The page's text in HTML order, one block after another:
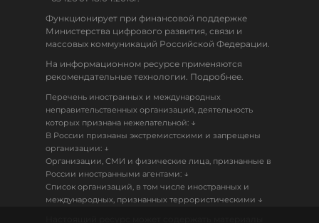
Функционирует при финансовой поддержке
Министерства цифрового развития, связи и
массовых коммуникаций Российской Федерации.
На информационном ресурсе применяются
рекомендательные технологии. Подробнее.
Перечень иностранных и международных
неправительственных организаций, деятельность
которых признана нежелательной: ↓
В России признаны экстремистскими и запрещены
организации: ↓
Организации, СМИ и физические лица, признанные в
России иностранными агентами: ↓
Список организаций, в том числе иностранных и
международных, признанных террористическими ↓